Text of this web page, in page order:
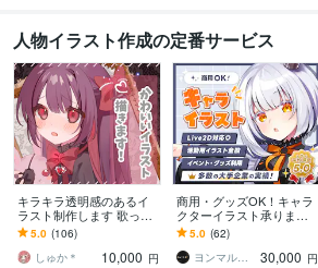
人物イラスト作成の定番サービス
キラキラ透明感のあるイ
ラスト制作します 歌って
みたやグッズイラスト、
三面図の制作も！
5.0 (106)
しゅか＊
10,000 円
商用・グッズOK！キャラ
クターイラスト承ります
SDキャラ・立ち絵・一枚
絵・歌ってみた・MVお任
せください！
5.0 (62)
ヨンマルヨン
30,000 円